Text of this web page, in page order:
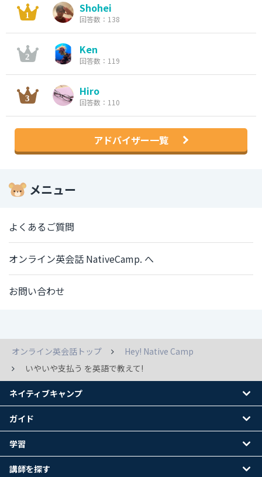
Shohei
回答数：138
Ken
回答数：119
Hiro
回答数：110
アドバイザー一覧
メニュー
よくあるご質問
オンライン英会話 NativeCamp. へ
お問い合わせ
オンライン英会話トップ
Hey! Native Camp
いやいや支払う を英語で教えて!
ネイティブキャンプ
ガイド
学習
講師を探す